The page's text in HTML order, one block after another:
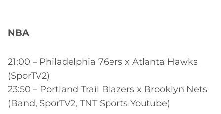
NBA
21:00 – Philadelphia 76ers x Atlanta Hawks
(SporTV2)
23:50 – Portland Trail Blazers x Brooklyn Nets
(Band, SporTV2, TNT Sports Youtube)